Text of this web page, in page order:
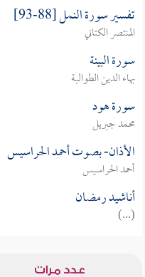
تفسير سورة النمل [88-93]
المنتصر الكتاني
سورة البينة
بهاء الدين الطوالبة
سورة هود
محمد جبريل
الأذان- بصوت أحمد الحراسيس
أحمد الحراسيس
أناشيد رمضان
(...)
عدد مرات